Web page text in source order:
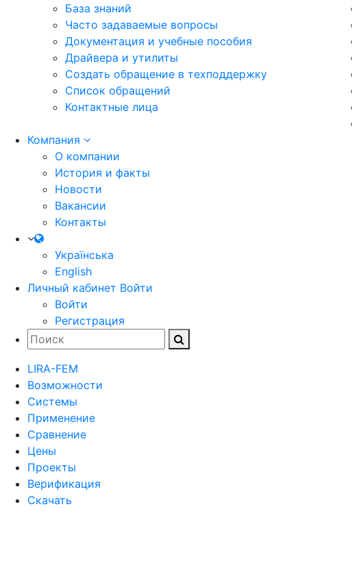
База знаний
Часто задаваемые вопросы
Документация и учебные пособия
Драйвера и утилиты
Создать обращение в техподдержку
Список обращений
Контактные лица
Компания
О компании
История и факты
Новости
Вакансии
Контакты
Українська
English
Личный кабинет Войти
Войти
Регистрация
LIRA-FEM
Возможности
Cистемы
Применение
Сравнение
Цены
Проекты
Верификация
Скачать